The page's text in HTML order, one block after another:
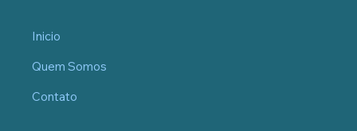
Inicio
Quem Somos
Contato